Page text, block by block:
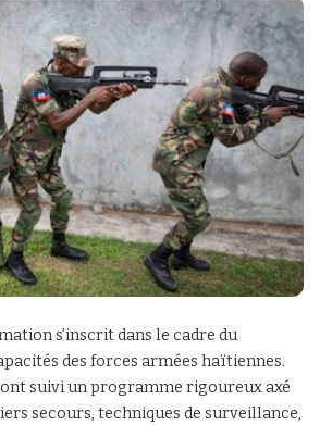
s’inscrit dans le cadre du
des forces armées haïtiennes.
suivi un programme rigoureux axé
secours, techniques de surveillance,